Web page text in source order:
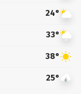
24°
33°
38°
25°